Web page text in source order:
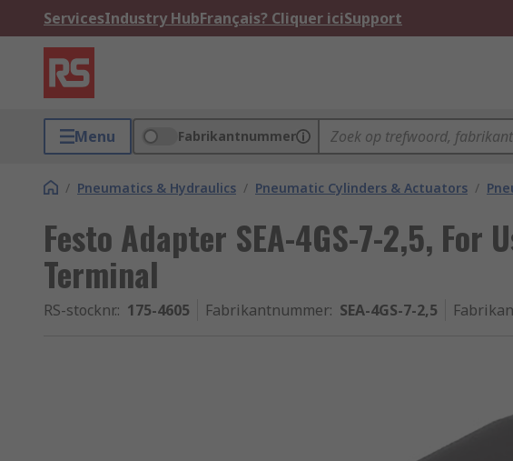
ServicesIndustry HubFrançais? Cliquer iciSupport
Menu Fabrikantnummer
/ Pneumatics & Hydraulics / Pneumatic Cylinders & Actuators /
Festo Adapter SEA-4GS-7-2,5, For
Terminal
RS-stocknr.: 175-4605 Fabrikantnummer: SEA-4GS-7-2,5